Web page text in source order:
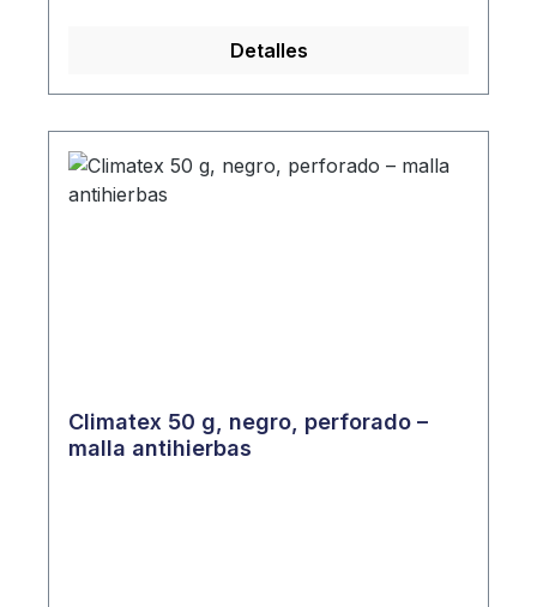
Detalles
Climatex 50 g, negro, perforado –
malla antihierbas